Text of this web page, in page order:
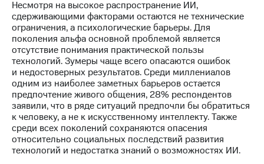
выкупа
акций
Дивиденды
Рынок
облигаций
Описание
Еврооблигации-2023
Уведомление
о
погашении
именных
облигаций
Другое
Несмотря на высокое распространение ИИ,
сдерживающими факторами остаются не технические
ограничения, а психологические барьеры. Для
поколения альфа основной проблемой является
отсутствие понимания практической пользы
технологий. Зумеры чаще всего опасаются ошибок
и недостоверных результатов. Среди миллениалов
одним из наиболее заметных барьеров остается
предпочтение живого общения, 28% респондентов
заявили, что в ряде ситуаций предпочли бы обратиться
к человеку, а не к искусственному интеллекту. Также
среди всех поколений сохраняются опасения
относительно социальных последствий развития
технологий и недостатка знаний о возможностях ИИ.